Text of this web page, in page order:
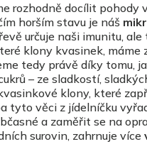
rozhodně docílit
horším stavu je náš
určuje naši imunitu,
klony kvasinek, máme
tedy právě díky tomu,
– ze sladkostí,
klony, které
věci z jídelníčku
a zaměřit se na
surovin, zahrnuje více